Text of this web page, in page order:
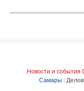
Новости и события
Самары